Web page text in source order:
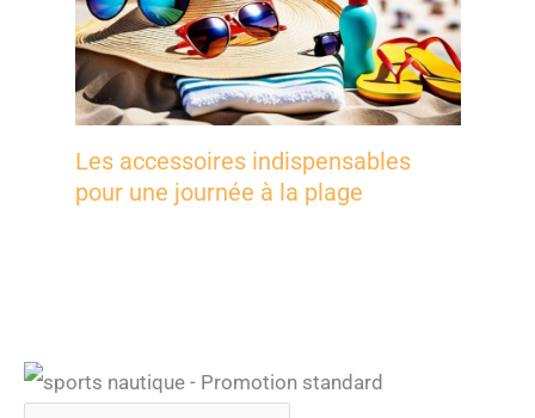
Les accessoires indispensables
pour une journée à la plage